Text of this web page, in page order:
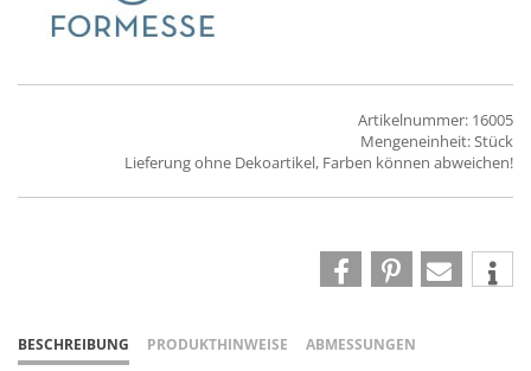
Artikelnummer: 16005
Mengeneinheit: Stück
Lieferung ohne Dekoartikel, Farben können abweichen!
BESCHREIBUNG PRODUKTHINWEISE
ABMESSUNGEN